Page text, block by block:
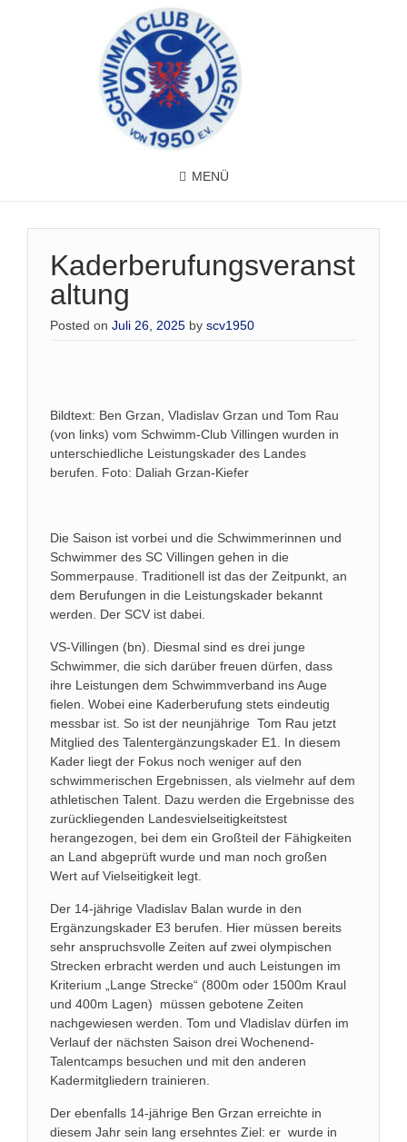
MENÜ
Kaderberufungsveranst
altung
Posted on Juli 26, 2025 by scv1950
Bildtext: Ben Grzan, Vladislav Grzan und Tom Rau
(von links) vom Schwimm-Club Villingen wurden in
unterschiedliche Leistungskader des Landes
berufen. Foto: Daliah Grzan-Kiefer
Die Saison ist vorbei und die Schwimmerinnen und
Schwimmer des SC Villingen gehen in die
Sommerpause. Traditionell ist das der Zeitpunkt, an
dem Berufungen in die Leistungskader bekannt
werden. Der SCV ist dabei.
VS-Villingen (bn). Diesmal sind es drei junge
Schwimmer, die sich darüber freuen dürfen, dass
ihre Leistungen dem Schwimmverband ins Auge
fielen. Wobei eine Kaderberufung stets eindeutig
messbar ist. So ist der neunjährige Tom Rau jetzt
Mitglied des Talentergänzungskader E1. In diesem
Kader liegt der Fokus noch weniger auf den
schwimmerischen Ergebnissen, als vielmehr auf dem
athletischen Talent. Dazu werden die Ergebnisse des
zurückliegenden Landesvielseitigkeitstest
herangezogen, bei dem ein Großteil der Fähigkeiten
an Land abgeprüft wurde und man noch großen
Wert auf Vielseitigkeit legt.
Der 14-jährige Vladislav Balan wurde in den
Ergänzungskader E3 berufen. Hier müssen bereits
sehr anspruchsvolle Zeiten auf zwei olympischen
Strecken erbracht werden und auch Leistungen im
Kriterium „Lange Strecke“ (800m oder 1500m Kraul
und 400m Lagen) müssen gebotene Zeiten
nachgewiesen werden. Tom und Vladislav dürfen im
Verlauf der nächsten Saison drei Wochenend-
Talentcamps besuchen und mit den anderen
Kadermitgliedern trainieren.
Der ebenfalls 14-jährige Ben Grzan erreichte in
diesem Jahr sein lang ersehntes Ziel: er wurde in